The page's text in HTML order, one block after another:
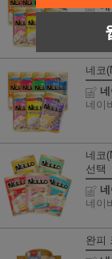
네
네코
네이
네코
선택
네이
완피